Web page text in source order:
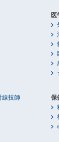
線技師
医
保